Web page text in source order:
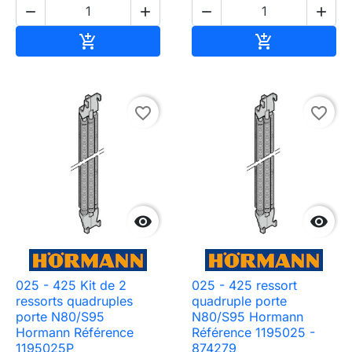
 

 


favorite_border
025 - 425 Kit de 2
ressorts quadruples
porte N80/S95
Hormann Référence
1195025P

favorite_border
025 - 425 ressort
quadruple porte
N80/S95 Hormann
Référence 1195025 -
874279